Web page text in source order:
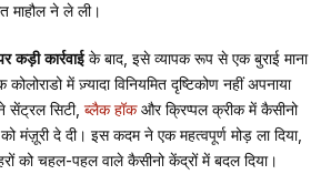
माहौल ने ले ली।
कार्रवाईके बाद, इसे व्यापक रूप से एक बुराई माना
में ज़्यादा विनियमित दृष्टिकोण नहीं अपनाया
सेंट्रल सिटी, ब्लैक हॉकऔर क्रिप्पल क्रीक में कैसीनो
मंज़ूरी दे दी। इस कदम ने एक महत्वपूर्ण मोड़ ला दिया,
को चहल-पहल वाले कैसीनो केंद्रों में बदल दिया।